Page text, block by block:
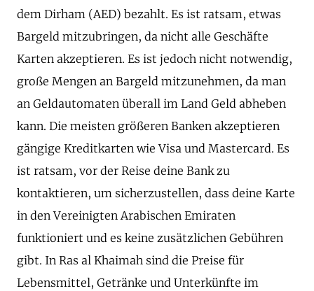
dem Dirham (AED) bezahlt. Es ist ratsam, etwas
Bargeld mitzubringen, da nicht alle Geschäfte
Karten akzeptieren. Es ist jedoch nicht notwendig,
große Mengen an Bargeld mitzunehmen, da man
an Geldautomaten überall im Land Geld abheben
kann. Die meisten größeren Banken akzeptieren
gängige Kreditkarten wie Visa und Mastercard. Es
ist ratsam, vor der Reise deine Bank zu
kontaktieren, um sicherzustellen, dass deine Karte
in den Vereinigten Arabischen Emiraten
funktioniert und es keine zusätzlichen Gebühren
gibt. In Ras al Khaimah sind die Preise für
Lebensmittel, Getränke und Unterkünfte im